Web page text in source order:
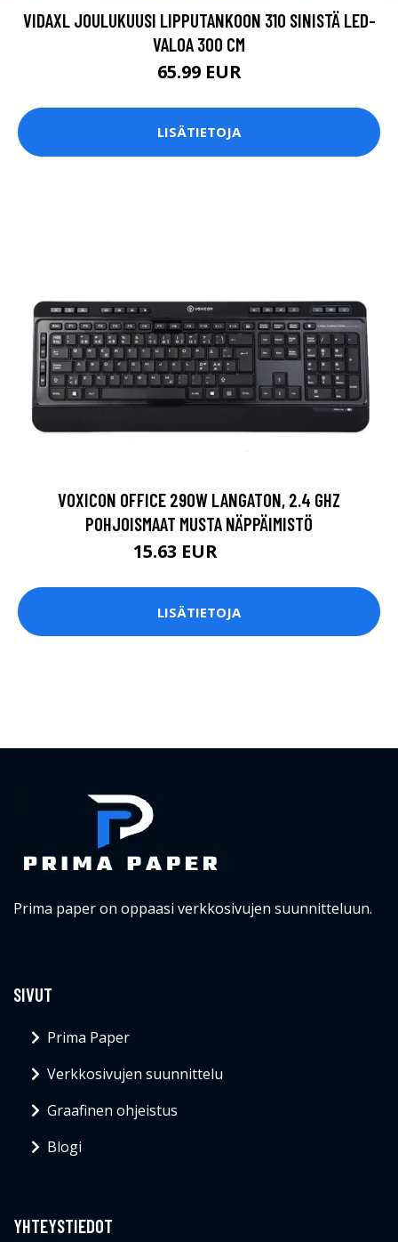
VIDAXL JOULUKUUSI LIPPUTANKOON 310 SINISTÄ LED-
VALOA 300 CM
65.99 EUR
LISÄTIETOJA
VOXICON OFFICE 290W LANGATON, 2.4 GHZ
POHJOISMAAT MUSTA NÄPPÄIMISTÖ
15.63 EUR
LISÄTIETOJA
Prima paper on oppaasi verkkosivujen suunnitteluun.
SIVUT
Prima Paper
Verkkosivujen suunnittelu
Graafinen ohjeistus
Blogi
YHTEYSTIEDOT